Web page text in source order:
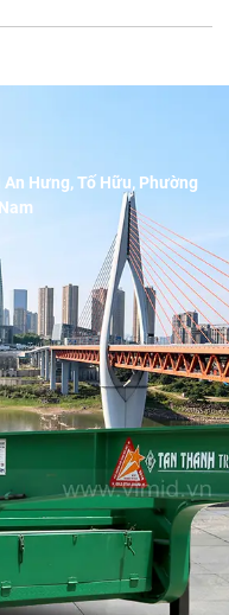
An Hưng, Tố Hữu, Phường